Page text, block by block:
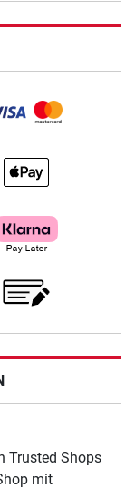
Trusted Shops
mit